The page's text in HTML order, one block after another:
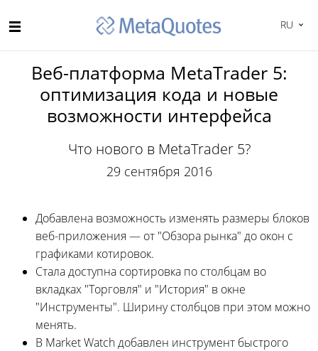
RU
Веб-платформа MetaTrader 5:
оптимизация кода и новые
возможности интерфейса
Что нового в MetaTrader 5?
29 сентября 2016
Добавлена возможность изменять размеры блоков
веб-приложения — от "Обзора рынка" до окон с
графиками котировок.
Стала доступна сортировка по столбцам во
вкладках "Торговля" и "История" в окне
"Инструменты". Ширину столбцов при этом можно
менять.
В Market Watch добавлен инструмент быстрого